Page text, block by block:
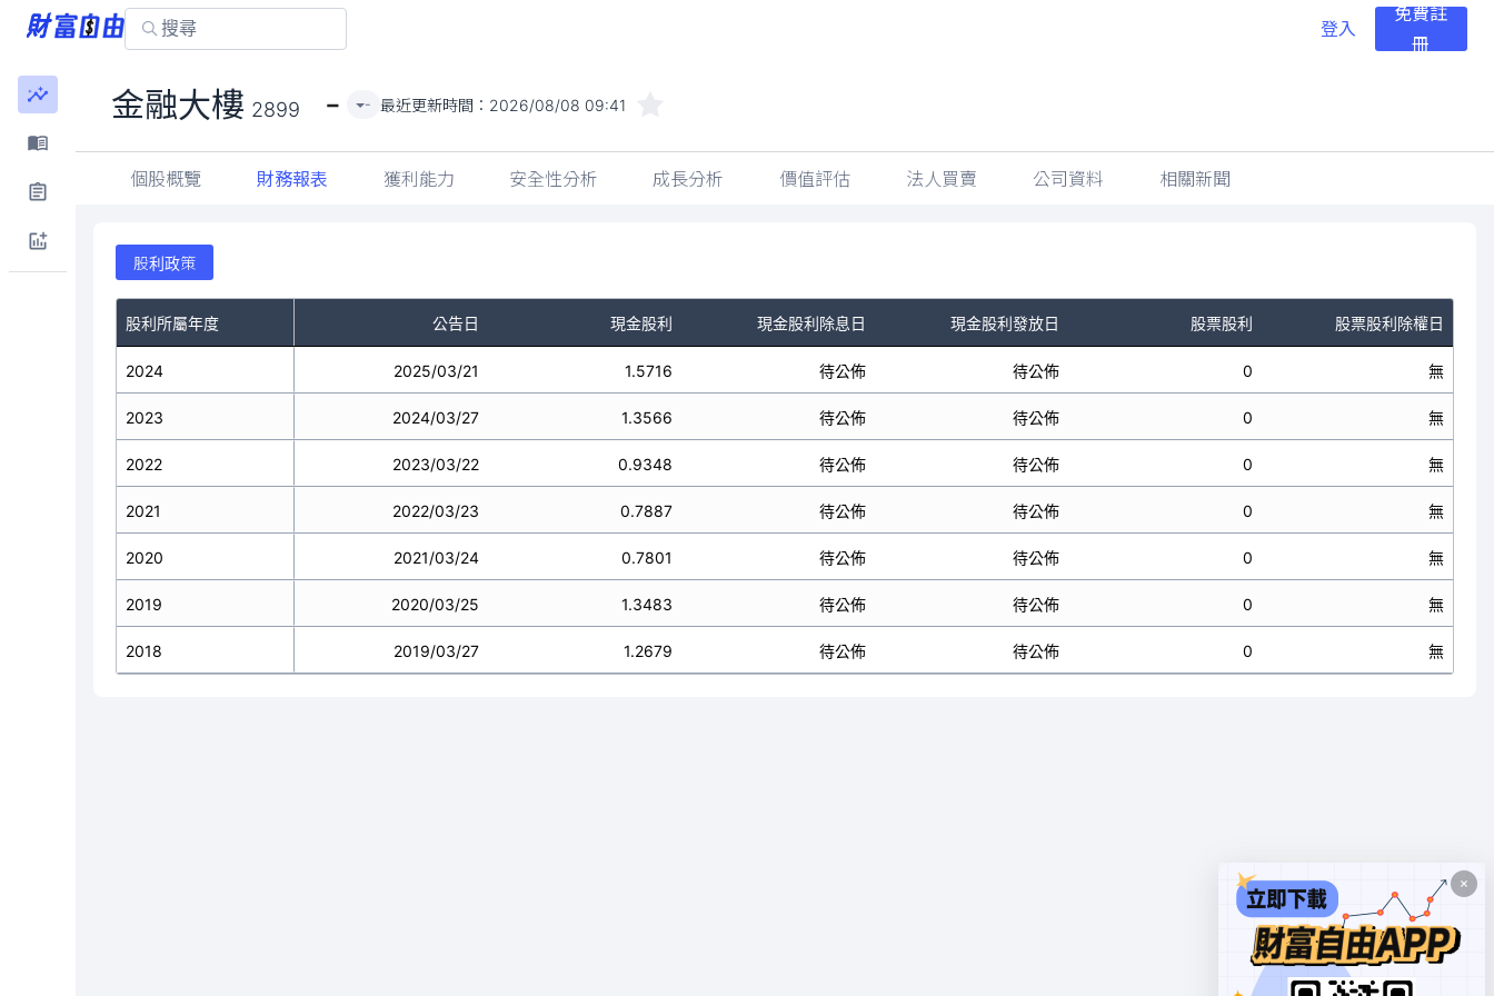
登入
免費註
冊
金融大樓 2899 - - 最近更新時間： 2026/08/08 09:41
個股概覽 財務報表 獲利能力 安全性分析 成長分析 價值評估 法人買賣 公司資料 相關新聞
股利政策
股利所屬年度 公告日 現金股利 現金股利除息日 現金股利發放日 股票股利 股票股利除權日
2024
2023
2022
2021
2020
2019
2018
2025/03/21 1.5716 待公佈 待公佈 0 無
2024/03/27 1.3566 待公佈 待公佈 0 無
2023/03/22 0.9348 待公佈 待公佈 0 無
2022/03/23 0.7887 待公佈 待公佈 0 無
2021/03/24 0.7801 待公佈 待公佈 0 無
2020/03/25 1.3483 待公佈 待公佈 0 無
2019/03/27 1.2679 待公佈 待公佈 0 無